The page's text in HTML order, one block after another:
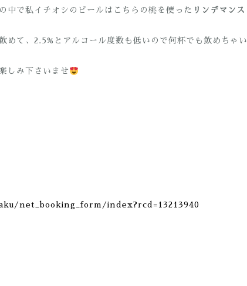
中で私イチオシのビールはこちらの桃を使った リンデマンス
めて、2.5%とアルコール度数も低いので何杯でも飲めちゃい
しみ下さいませ
net_booking_form/index?rcd=13213940